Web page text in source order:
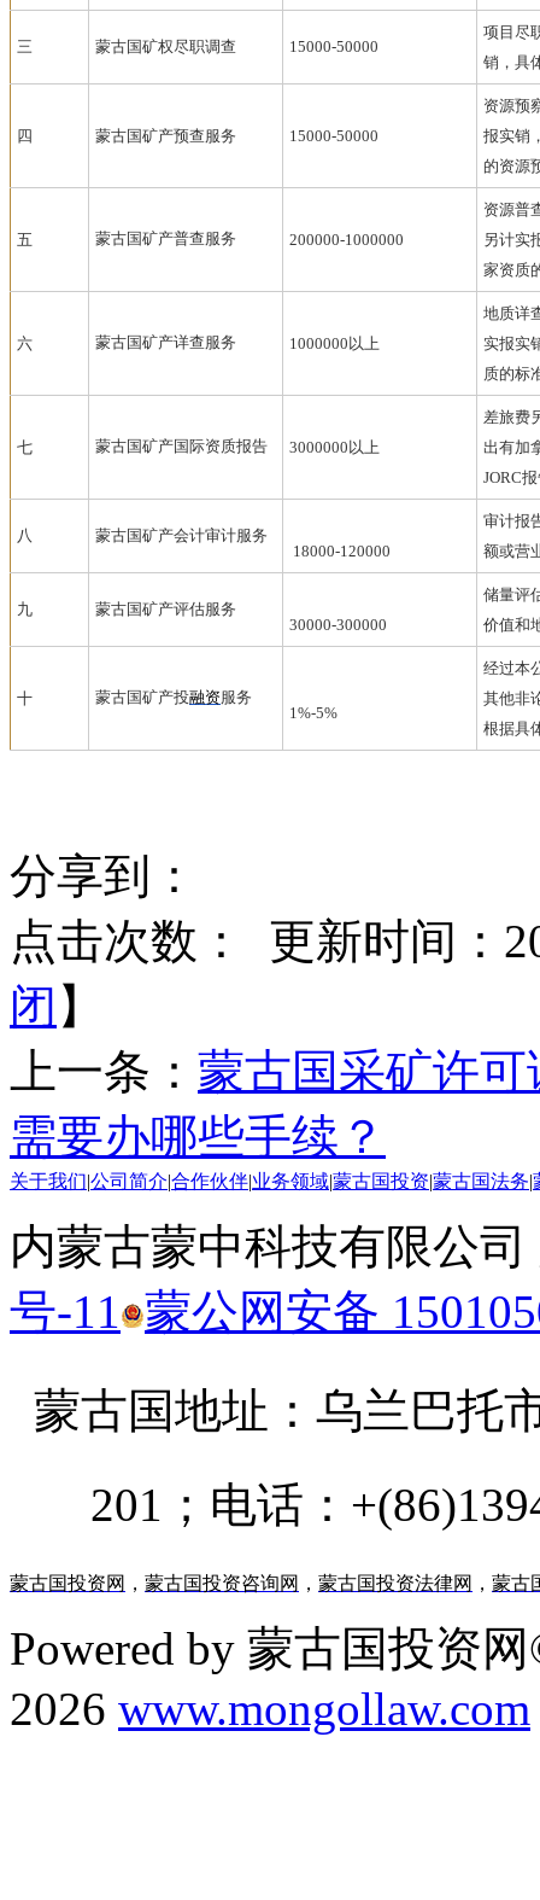
三 蒙古国矿权尽职调查 15000-50000
项目尽
销，具
四 蒙古国矿产预查服务 15000-50000
资源预
报实销
的资源
五 蒙古国矿产普查服务 200000-1000000
资源普
另计实
家资质
六 蒙古国矿产详查服务 1000000 以上
地质详
实报实
质的标
七 蒙古国矿产国际资质报告 3000000 以上
差旅费
出有加
JORC
八 蒙古国矿产会计审计服务
18000-120000
审计报
额或营
九 蒙古国矿产评估服务
30000-300000
储量评
价值和
十 蒙古国矿产投融资服务
1%-5%
经过本
其他非
根据具
分享到：
点击次数：
更新时间：
闭 】
上一条： 蒙古国采矿许可
需要办哪些手续？
关于我们 公司简介 合作伙伴 业务领域 蒙古国投资 蒙古国法务
内蒙古蒙中科技有限公
号-11 蒙公网安备
蒙古国地址： 乌兰巴托
201；电话：
蒙古国投资网 ， 蒙古国投资咨询网 ， 蒙古国投资法律网 ， 蒙古
Powered by 蒙古国投资
2026 www.mongollaw.com